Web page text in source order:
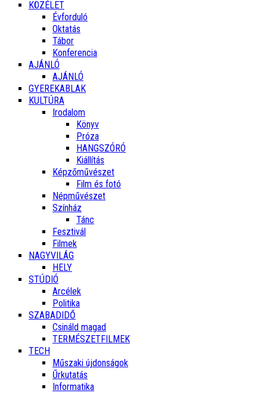
KÖZÉLET
Évforduló
Oktatás
Tábor
Konferencia
AJÁNLÓ
AJÁNLÓ
GYEREKABLAK
KULTÚRA
Irodalom
Könyv
Próza
HANGSZÓRÓ
Kiállítás
Képzőművészet
Film és fotó
Népművészet
Színház
Tánc
Fesztivál
Filmek
NAGYVILÁG
HELY
STÚDIÓ
Arcélek
Politika
SZABADIDŐ
Csináld magad
TERMÉSZETFILMEK
TECH
Műszaki újdonságok
Űrkutatás
Informatika